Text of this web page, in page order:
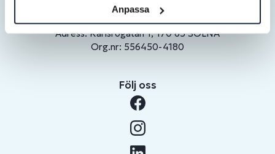
Anpassa
info@erlandsonsbrygga.se
Telefon: 010 - 722 20 00
Adress: Karlsrogatan 1, 170 65 SOLNA
Org.nr: 556450-4180
Följ oss